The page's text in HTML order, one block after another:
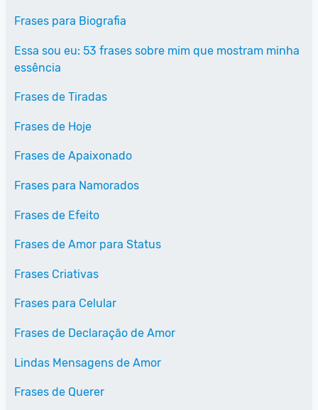
Frases para Biografia
Essa sou eu: 53 frases sobre mim que mostram minha
essência
Frases de Tiradas
Frases de Hoje
Frases de Apaixonado
Frases para Namorados
Frases de Efeito
Frases de Amor para Status
Frases Criativas
Frases para Celular
Frases de Declaração de Amor
Lindas Mensagens de Amor
Frases de Querer